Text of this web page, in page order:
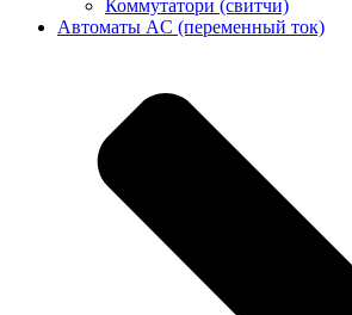
Коммутатори (свитчи)
Автоматы AC (переменный ток)